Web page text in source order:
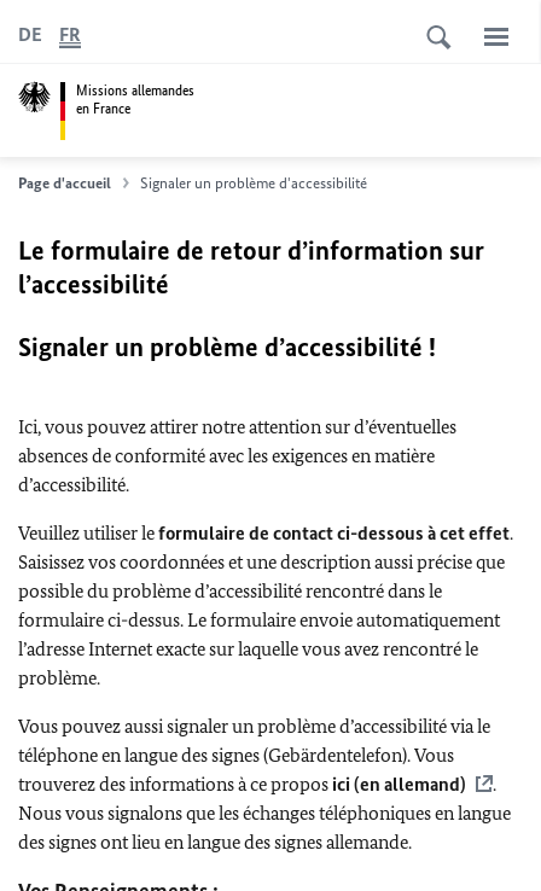
Missions allemandes
en France
DE FR
Page d'accueil Signaler un problème d'accessibilité
Le formulaire de retour d’information sur
l’accessibilité
Signaler un problème d’accessibilité !
Ici, vous pouvez attirer notre attention sur d’éventuelles
absences de conformité avec les exigences en matière
d’accessibilité.
Veuillez utiliser leformulaire de contact ci-dessous à cet effet.
Saisissez vos coordonnées et une description aussi précise que
possible du problème d’accessibilité rencontré dans le
formulaire ci-dessus. Le formulaire envoie automatiquement
l’adresse Internet exacte sur laquelle vous avez rencontré le
problème.
Vous pouvez aussi signaler un problème d’accessibilité via le
téléphone en langue des signes (Gebärdentelefon). Vous
trouverez des informations à ce propos ici (en allemand)
.
Nous vous signalons que les échanges téléphoniques en langue
des signes ont lieu en langue des signes allemande.